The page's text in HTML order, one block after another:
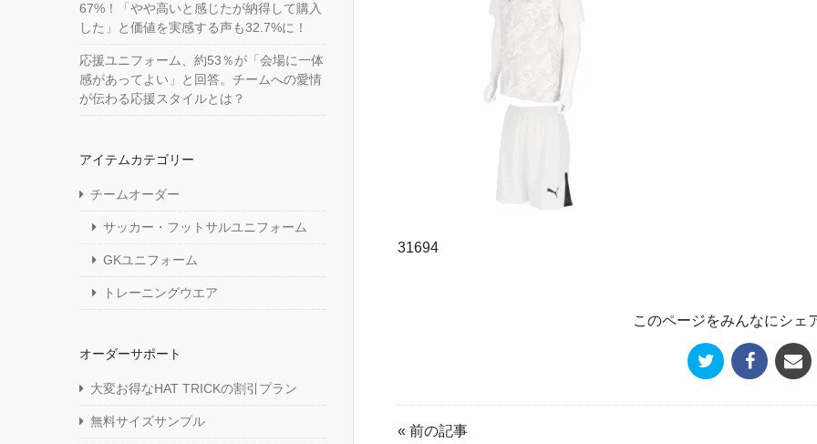
31694
このページをみんなにシェ
« 前の記事
67%！「やや高いと感じたが納得して購入
した」と価値を実感する声も32.7%に！
応援ユニフォーム、約53％が「会場に一体
感があってよい」と回答。チームへの愛情
が伝わる応援スタイルとは？
アイテムカテゴリー
チームオーダー
サッカー・フットサルユニフォーム
GKユニフォーム
トレーニングウエア
オーダーサポート
大変お得なHAT TRICKの割引プラン
無料サイズサンプル